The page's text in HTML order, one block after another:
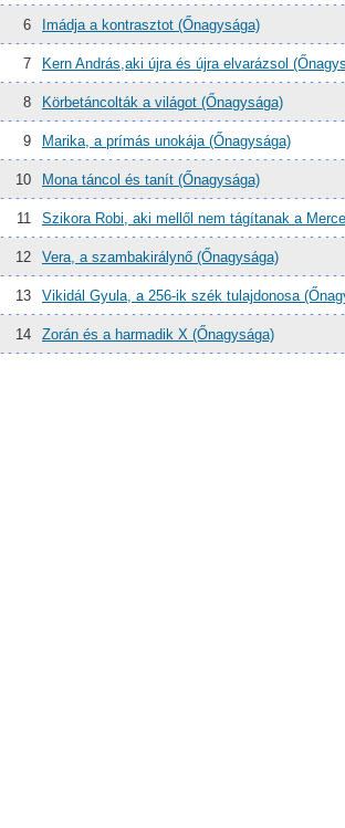
6 Imádja a kontrasztot (Őnagysága)
7 Kern András,aki újra és újra elvarázsol
8 Körbetáncolták a világot (Őnagysága)
9 Marika, a prímás unokája (Őnagysága)
10 Mona táncol és tanít (Őnagysága)
11 Szikora Robi, aki mellől nem tágítanak a
12 Vera, a szambakirálynő (Őnagysága)
13 Vikidál Gyula, a 256-ik szék tulajdonosa
14 Zorán és a harmadik X (Őnagysága)